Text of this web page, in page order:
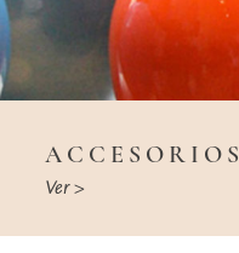
ACCESORIOS
Ver >